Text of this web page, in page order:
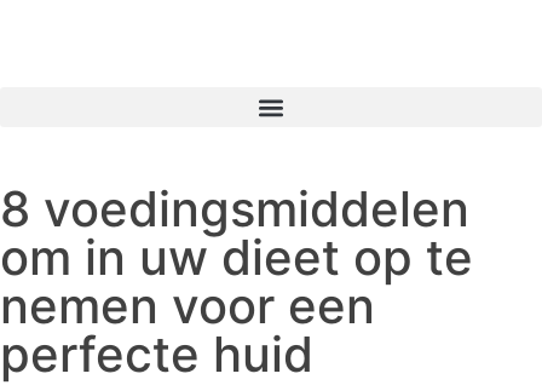
8 voedingsmiddelen
om in uw dieet op te
nemen voor een
perfecte huid